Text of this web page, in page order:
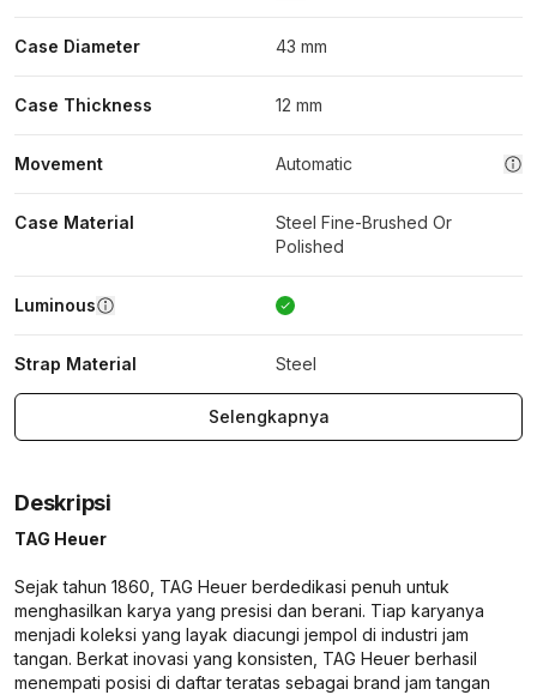
Case Diameter 43 mm
Case Thickness 12 mm
Movement Automatic
Case Material
Steel Fine-Brushed Or
Polished
Luminous
Strap Material Steel
Selengkapnya
Deskripsi
TAG Heuer
Sejak tahun 1860, TAG Heuer berdedikasi penuh untuk
menghasilkan karya yang presisi dan berani. Tiap karyanya
menjadi koleksi yang layak diacungi jempol di industri jam
tangan. Berkat inovasi yang konsisten, TAG Heuer berhasil
menempati posisi di daftar teratas sebagai brand jam tangan